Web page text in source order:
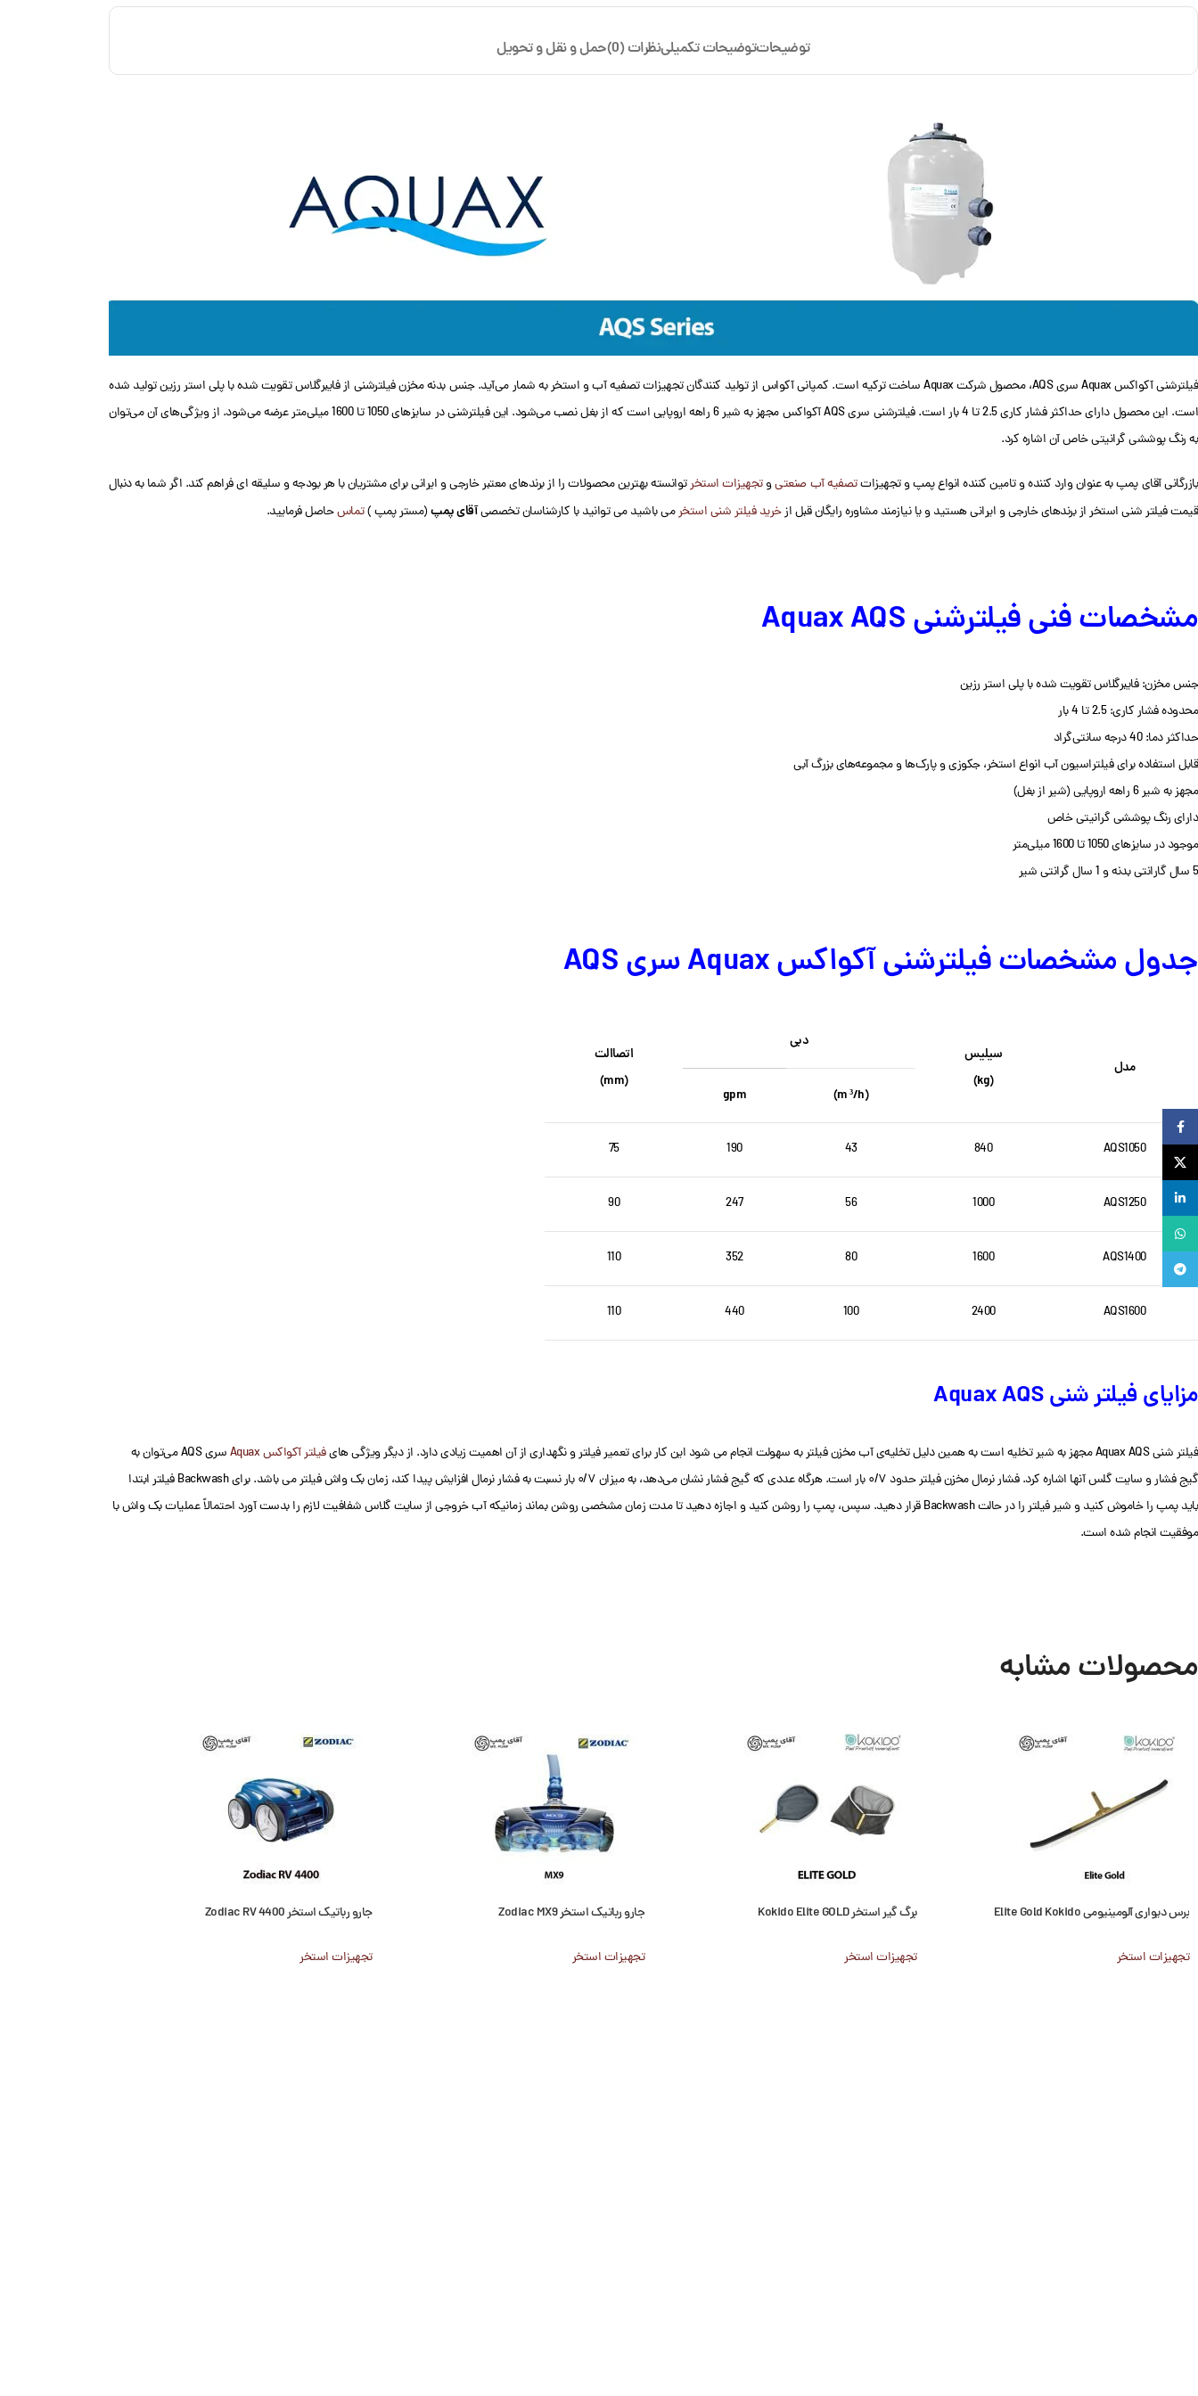
توضیحاتتوضیحات تکمیلینظرات (0) حمل و نقل و تحویل
فیلترشنی آکواکس Aquax سری AQS، محصول شرکت Aquax ساخت ترکیه است. کمپانی آکواس از تولید کنندگان تجهیزات تصفیه آب و استخر به شمار می‌آید. جنس بدنه مخزن فیلترشنی از فایبرگلاس تقویت شده با پلی استر رزین تولید شده
است. این محصول دارای حداکثر فشار کاری 2.5 تا 4 بار است. فیلترشنی سری AQS آکواکس مجهز به شیر 6 راهه اروپایی است که از بغل نصب می‌شود. این فیلترشنی در سایزهای 1050 تا 1600 میلی‌متر عرضه می‌شود. از ویژگی‌های آن می‌توان
به رنگ پوششی گرانیتی خاص آن اشاره کرد.
بازرگانی آقای پمپ به عنوان وارد کننده و تامین کننده انواع پمپ و تجهیزاتتصفیه آب صنعتیوتجهیزات استخرتوانسته بهترین محصولات را از برندهای معتبر خارجی و ایرانی برای مشتریان با هر بودجه و سلیقه ای فراهم کند. اگر شما به دنبال
قیمت فیلتر شنی استخر از برندهای خارجی و ایرانی هستید و یا نیازمند مشاوره رایگان قبل ازخرید فیلتر شنی استخرمی باشید می توانید با کارشناسان تخصصیآقای پمپ(مستر پمپ )تماسحاصل فرمایید.
مشخصات فنی فیلترشنی Aquax AQS
جنس مخزن: فایبرگلاس تقویت شده با پلی استر رزین
محدوده فشار کاری: 2.5 تا 4 بار
حداکثر دما: 40 درجه سانتی‌گراد
قابل استفاده برای فیلتراسیون آب انواع استخر، جکوزی و پارک‌ها و مجموعه‌‌های بزرگ آبی
مجهز به شیر 6 راهه اروپایی (شیر از بغل)
دارای رنگ پوششی گرانیتی خاص
موجود در سایزهای 1050 تا 1600 میلی‌متر
5 سال گارانتی بدنه و 1 سال گرانتی شیر
جدول مشخصات فیلترشنی آکواکس Aquax سری AQS
مدل
سیلیس
(kg)
دبی
اتصاالت
(mm)
(m ³/h)
gpm
AQS1050
840
43
190
75
AQS1250
1000
56
247
90
AQS1400
1600
80
352
110
AQS1600
2400
100
440
110
مزایای فیلتر شنی Aquax AQS
فیلتر شنی Aquax AQS مجهز به شیر تخلیه است به همین دلیل تخلیه‌ی آب مخزن فیلتر به سهولت انجام می شود این کار برای تعمیر فیلتر و نگهداری از آن اهمیت زیادی دارد. از دیگر ویژگی های فیلتر آکواکس Aquax
سری AQS می‌توان به
گیج فشار و سایت گلس آنها اشاره کرد. فشار نرمال مخزن فیلتر حدود ۰/۷ بار است. هرگاه عددی که گیج فشار نشان می‌دهد، به میزان ۰/۷ بار نسبت به فشار نرمال افزایش پیدا کند، زمان بک واش فیلتر می باشد. برای Backwash فیلتر ابتدا
باید پمپ را خاموش کنید و شیر فیلتر را در حالت Backwash قرار دهید. سپس، پمپ را روشن کنید و اجازه دهید تا مدت زمان مشخصی روشن بماند زمانیکه آب خروجی از سایت گلاس شفافیت لازم را بدست آورد احتمالاً عملیات بک واش با
موفقیت انجام شده است.
محصولات مشابه
برس دیواری آلومینیومی Elite Gold Kokido
تجهیزات استخر
برگ گیر استخر Kokido Elite GOLD
تجهیزات استخر
جارو رباتیک استخر Zodiac MX9
تجهیزات استخر
جارو رباتیک استخر Zodiac RV 4400
تجهیزات استخر
Facebook
لینکدین
واتساپ